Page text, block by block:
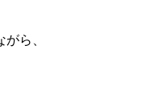
ら、